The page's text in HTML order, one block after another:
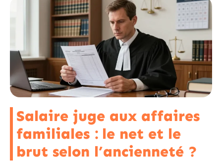
Salaire juge aux affaires
familiales : le net et le
brut selon l’ancienneté ?